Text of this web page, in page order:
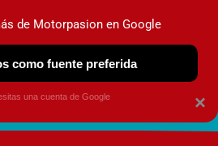
×
de Motorpasion en Google
como fuente preferida
una cuenta de Google